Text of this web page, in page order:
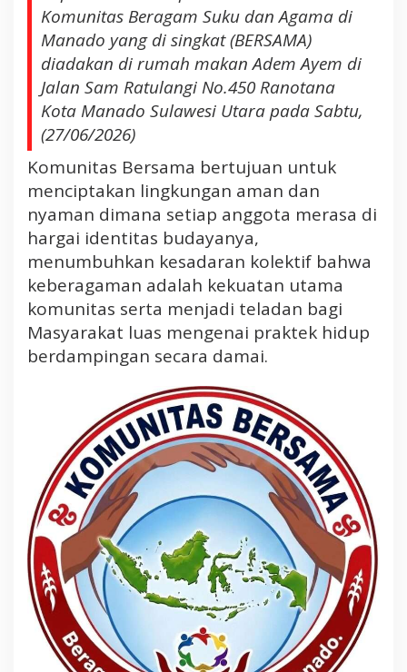
a
s
B
e
r
s
m
d
a
n
e
m
l
i
a
n
K
e
u
P
a
n
i
a
Komunitas Beragam Suku dan Agama di
Manado yang di singkat (BERSAMA)
diadakan di rumah makan Adem Ayem di
Jalan Sam Ratulangi No.450 Ranotana
Kota Manado Sulawesi Utara pada Sabtu,
(27/06/2026)
Komunitas Bersama bertujuan untuk
menciptakan lingkungan aman dan
nyaman dimana setiap anggota merasa di
hargai identitas budayanya,
menumbuhkan kesadaran kolektif bahwa
keberagaman adalah kekuatan utama
komunitas serta menjadi teladan bagi
Masyarakat luas mengenai praktek hidup
berdampingan secara damai.